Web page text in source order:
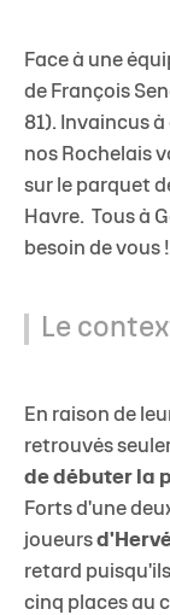
Face à une
de François
81). Invaincus
nos Rochelais
sur le parquet
Havre. Tous à
besoin de vous !
Le
En raison de
retrouvés
de débuter la
Forts d'une
joueurs
retard
cinq places au